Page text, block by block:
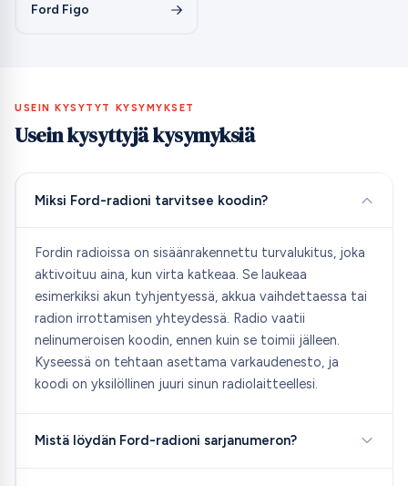
Ford Figo
USEIN KYSYTYT KYSYMYKSET
Usein kysyttyjä kysymyksiä
Miksi Ford-radioni tarvitsee koodin?
Fordin radioissa on sisäänrakennettu turvalukitus, joka
aktivoituu aina, kun virta katkeaa. Se laukeaa
esimerkiksi akun tyhjentyessä, akkua vaihdettaessa tai
radion irrottamisen yhteydessä. Radio vaatii
nelinumeroisen koodin, ennen kuin se toimii jälleen.
Kyseessä on tehtaan asettama varkaudenesto, ja
koodi on yksilöllinen juuri sinun radiolaitteellesi.
Mistä löydän Ford-radioni sarjanumeron?